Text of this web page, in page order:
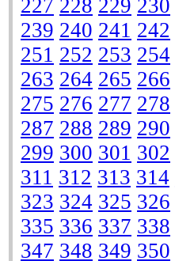
227 228 229 230
239 240 241 242
251 252 253 254
263 264 265 266
275 276 277 278
287 288 289 290
299 300 301 302
311 312 313 314
323 324 325 326
335 336 337 338
347 348 349 350